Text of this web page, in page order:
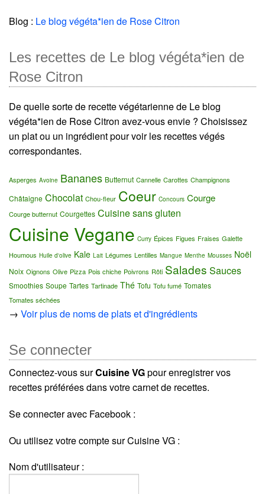
Blog : Le blog végéta*ien de Rose Citron
Les recettes de Le blog végéta*ien de
Rose Citron
De quelle sorte de recette végétarienne de Le blog
végéta*ien de Rose Citron avez-vous envie ? Choisissez
un plat ou un ingrédient pour voir les recettes végés
correspondantes.
Asperges Avoine Bananes Butternut Cannelle Carottes Champignons
Châtaigne Chocolat Chou-fleur Coeur Concours Courge
Courge butternut Courgettes Cuisine sans gluten
Cuisine Vegane Curry Épices Figues Fraises Galette
Houmous Huile d'olive Kale Lait Légumes Lentilles Mangue Menthe Mousses Noël
Noix Oignons Olive Pizza Pois chiche Poivrons Rôti Salades Sauces
Smoothies Soupe Tartes Tartinade Thé Tofu Tofu fumé Tomates
Tomates séchées
→ Voir plus de noms de plats et d'ingrédients
Se connecter
Connectez-vous surCuisine VGpour enregistrer vos
recettes préférées dans votre carnet de recettes.
Se connecter avec Facebook :
Ou utilisez votre compte sur Cuisine VG :
Nom d'utilisateur :